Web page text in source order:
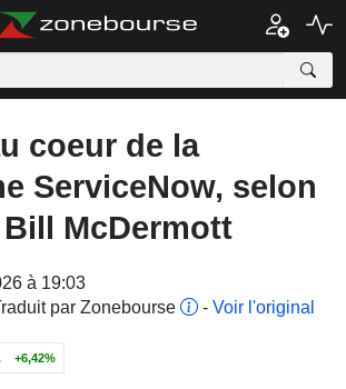
coeur de la
ServiceNow, selon
McDermott
à 19:03
par Zonebourse
- Voir l'original
+6,42%